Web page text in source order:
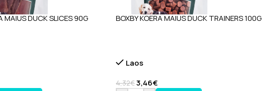
MAIUS DUCK SLICES 90G BOXBY KOERA MAIUS DUCK TRAINERS 100G
Laos
4,32€3,46€